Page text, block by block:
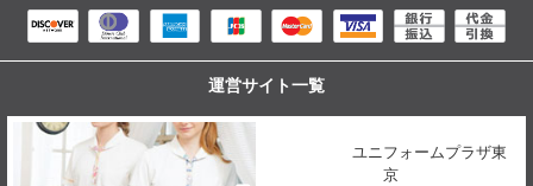
運営サイト一覧
ユニフォームプラザ東
京